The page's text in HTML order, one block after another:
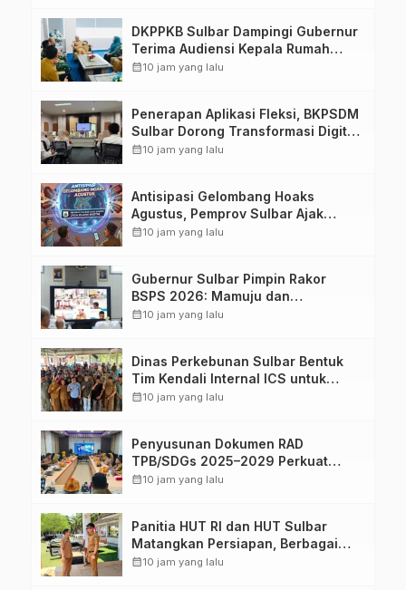
DKPPKB Sulbar Dampingi Gubernur
Terima Audiensi Kepala Rumah
Sakit TK. III Punggawa Malolo
calendar_month10 jam yang lalu
Penerapan Aplikasi Fleksi, BKPSDM
Sulbar Dorong Transformasi Digital
Sistem Kehadiran ASN
calendar_month10 jam yang lalu
Antisipasi Gelombang Hoaks
Agustus, Pemprov Sulbar Ajak
Warga Jaga Ruang Digital
calendar_month10 jam yang lalu
Gubernur Sulbar Pimpin Rakor
BSPS 2026: Mamuju dan
Pasangkayu Masih Nol Realisasi
calendar_month10 jam yang lalu
Dinas Perkebunan Sulbar Bentuk
Tim Kendali Internal ICS untuk
Dukung Sertifikasi ISPO Pekebun di
calendar_month10 jam yang lalu
Penyusunan Dokumen RAD
TPB/SDGs 2025–2029 Perkuat
Arah Pembangunan Berkelanjutan
calendar_month10 jam yang lalu
Panitia HUT RI dan HUT Sulbar
Matangkan Persiapan, Berbagai
Lomba Akan Dilaksanakan Pemprov
calendar_month10 jam yang lalu